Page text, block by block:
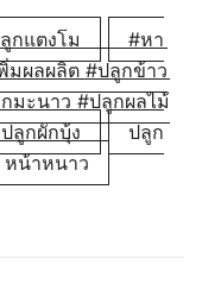
กแตงโม
#หา
มผลผลิต #ปลูกข้าว
มะนาว #ปลูกผลไม้
ปลูกผักบุ้ง
ปลูก
หน้าหนาว